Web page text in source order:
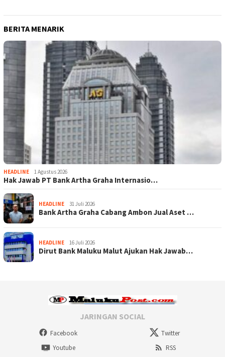
BERITA MENARIK
HEADLINE 1 Agustus 2026
Hak Jawab PT Bank Artha Graha Internasio…
HEADLINE 31 Juli 2026
Bank Artha Graha Cabang Ambon Jual Aset …
HEADLINE 16 Juli 2026
Dirut Bank Maluku Malut Ajukan Hak Jawab…
JARINGAN SOCIAL
Facebook
Twitter
Youtube
RSS